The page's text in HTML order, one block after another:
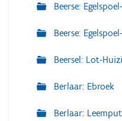
Beerse:
Beerse:
Beersel: Lot-
Berlaar: Ebroek
Berlaar: